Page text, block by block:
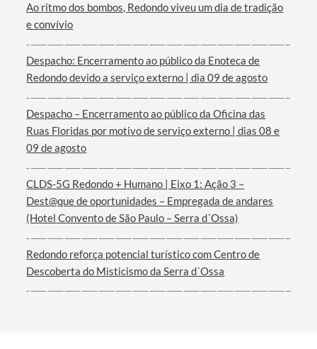
Termo de Pesquisa
Ao ritmo dos bombos, Redondo viveu um dia de tradição
e convívio
Despacho: Encerramento ao público da Enoteca de
Redondo devido a serviço externo | dia 09 de agosto
Despacho – Encerramento ao público da Oficina das
Ruas Floridas por motivo de serviço externo | dias 08 e
09 de agosto
CLDS-5G Redondo + Humano | Eixo 1: Ação 3 –
Dest@que de oportunidades – Empregada de andares
(Hotel Convento de São Paulo – Serra d´Ossa)
Redondo reforça potencial turístico com Centro de
Descoberta do Misticismo da Serra d´Ossa